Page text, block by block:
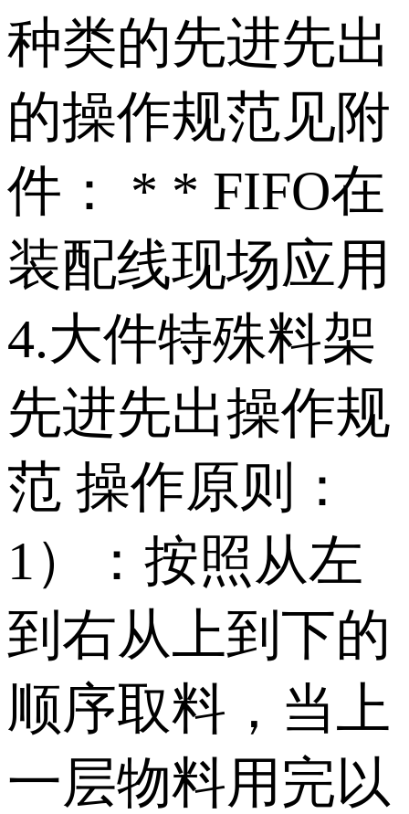
种类的先进先出
的操作规范见附
件： * * FIFO在
装配线现场应用
4.大件特殊料架
先进先出操作规
范 操作原则：
1）：按照从左
到右从上到下的
顺序取料，当上
一层物料用完以